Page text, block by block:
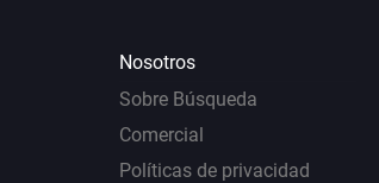
Nosotros
Sobre Búsqueda
Comercial
Políticas de privacidad